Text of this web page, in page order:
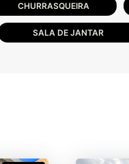
CHURRASQUEIRA
SALA DE JANTAR